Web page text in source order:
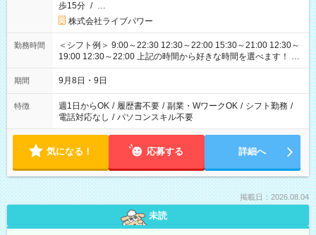
歩15分 / …
株式会社ライブパワー
勤務時間
＜シフト例＞ 9:00～22:30 12:30～22:00 15:30～21:00 12:30～
19:00 12:30～22:00 上記の時間から好きな時間を選べます！ ※
時間は変更となる可能性があります
期間 9月8日・9日
特徴 週1日からOK / 履歴書不要 / 副業・WワークOK / シフト勤務 /
電話対応なし / パソコンスキル不要
気になる！ 応募する 詳細へ
掲載日：2026.08.04
未読